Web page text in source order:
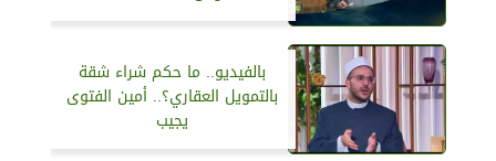
بالفيديو.. ما حكم شراء شقة
بالتمويل العقاري؟.. أمين الفتوى
يجيب